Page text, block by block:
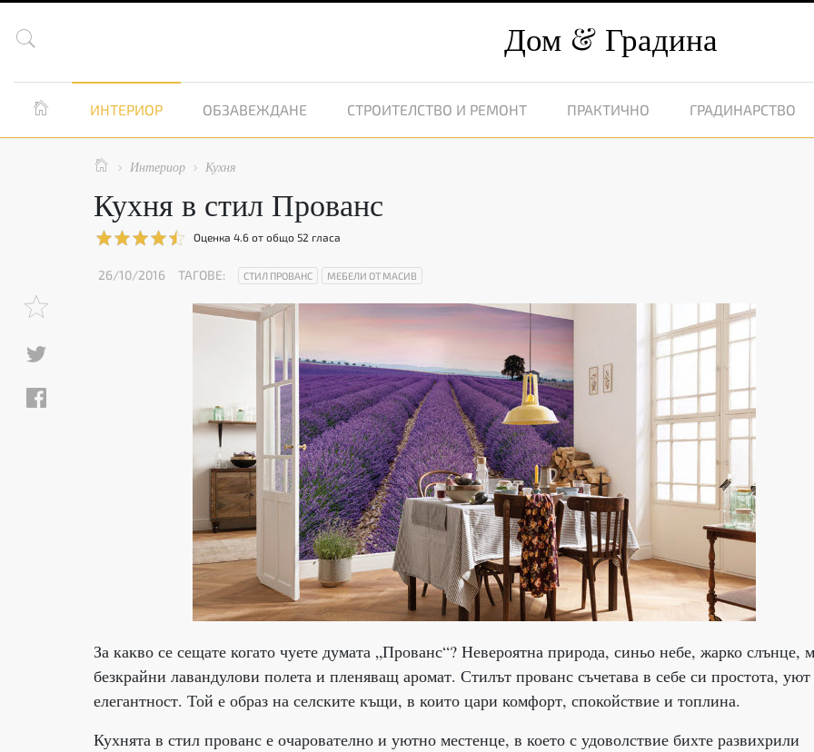
 Дом Градина
 ИНТЕРИОР ОБЗАВЕЖДАНЕ СТРОИТЕЛСТВО И РЕМОНТ ПРАКТИЧНО ГРАДИНАРСТВО
  Интериор  Кухня
Кухня в стил Прованс
Оценка 4.6от общо 52 гласа
26/10/2016 ТАГОВЕ: СТИЛ ПРОВАНС МЕБЕЛИ ОТ МАСИВ
За какво се сещате когато чуете думата „Прованс“? Невероятна природа, синьо небе, жарко слънце,
безкрайни лавандулови полета и пленяващ аромат. Стилът прованс съчетава в себе си простота,
елегантност. Той е образ на селските къщи, в които цари комфорт, спокойствие и топлина.
Кухнята в стил прованс е очарователно и уютно местенце, в което с удоволствие бихте развихрили